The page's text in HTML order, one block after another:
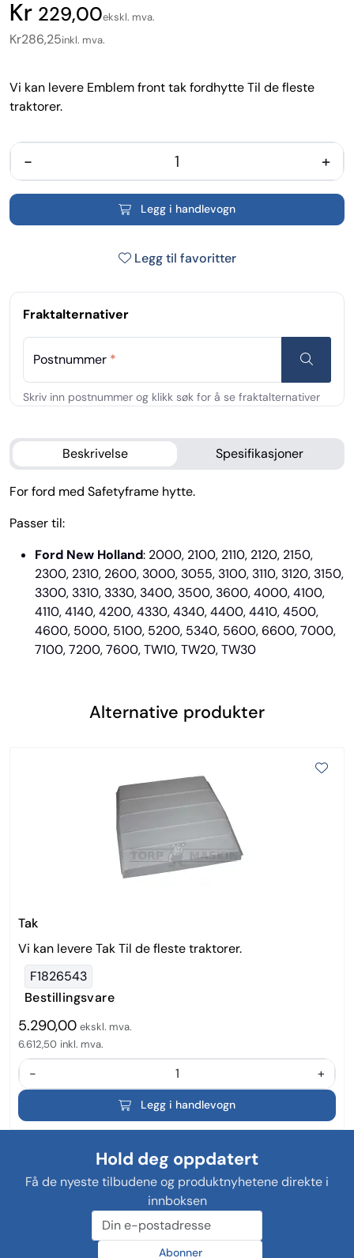
229,00ekskl. mva.
Kr286,25inkl. mva.
- +
Legg i handlevogn
Legg til favoritter
Vi kan levere Emblem front tak fordhytte Til de fleste
traktorer.
Fraktalternativer
Postnummer *
Beskrivelse Spesifikasjoner
For ford med Safetyframe hytte.
Passer til:
Ford New Holland: 2000, 2100, 2110, 2120, 2150,
2300, 2310, 2600, 3000, 3055, 3100, 3110, 3120, 3150,
3300, 3310, 3330, 3400, 3500, 3600, 4000, 4100,
4110, 4140, 4200, 4330, 4340, 4400, 4410, 4500,
4600, 5000, 5100, 5200, 5340, 5600, 6600, 7000,
7100, 7200, 7600, TW10, TW20, TW30
Alternative produkter
Tak
Vi kan levere Tak Til de fleste traktorer.
F1826543
Bestillingsvare
5.290,00 ekskl. mva.
6.612,50 inkl. mva.
- +
Legg i handlevogn
Hold deg oppdatert
Få de nyeste tilbudene og produktnyhetene direkte i
innboksen
Abonner